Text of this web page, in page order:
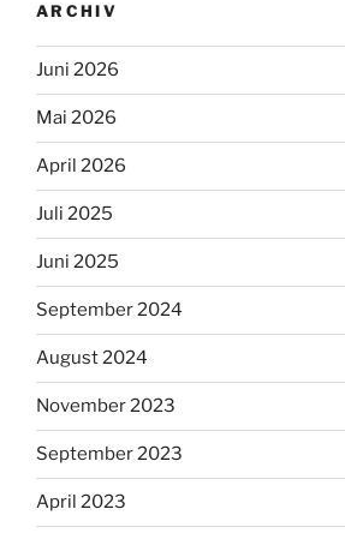
ARCHIV
Juni 2026
Mai 2026
April 2026
Juli 2025
Juni 2025
September 2024
August 2024
November 2023
September 2023
April 2023